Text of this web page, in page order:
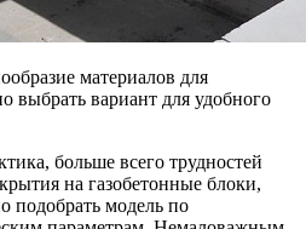
материалов для
выбрать вариант для удобного
больше всего трудностей
на газобетонные блоки,
подобрать модель по